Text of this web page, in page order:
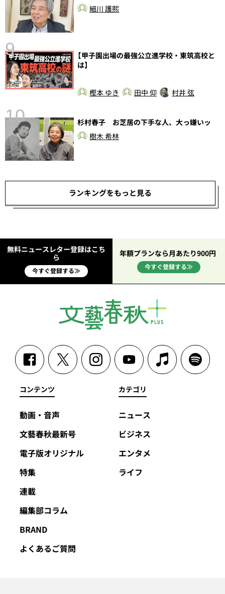
細川 護熙
9
【甲子園出場の最強公立進学校・東筑高校と
は】
樫本 ゆき 田中 仰 村井 弦
10
杉村春子 お芝居の下手な人、大っ嫌いッ
樹木 希林
ランキングをもっと見る
無料ニュースレター登録はこち
ら
今すぐ登録する≫
年額プランなら月あたり900円
今すぐ登録する≫
コンテンツ
動画・音声
文藝春秋最新号
電子版オリジナル
特集
連載
編集部コラム
BRAND
よくあるご質問
カテゴリ
ニュース
ビジネス
エンタメ
ライフ